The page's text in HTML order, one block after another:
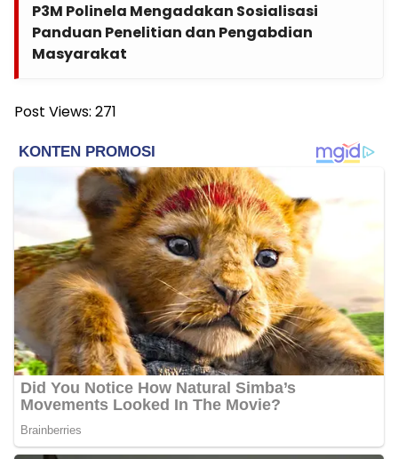
P3M Polinela Mengadakan Sosialisasi
Panduan Penelitian dan Pengabdian
Masyarakat
Post Views: 271